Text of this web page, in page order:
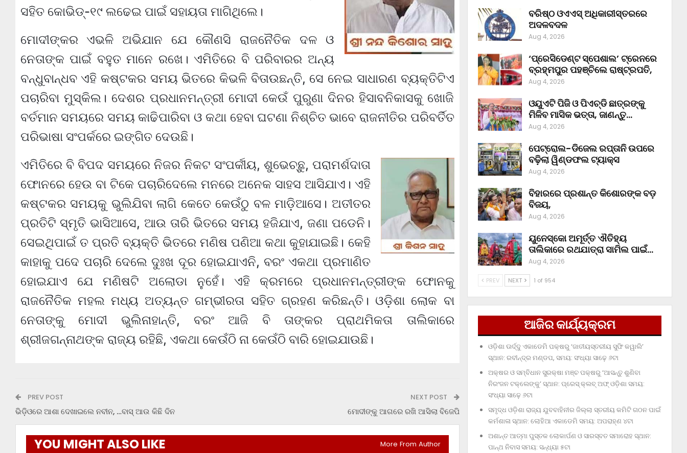
ସହିତ କୋଭିଡ୍-୧୯ ଲଢେଇ ପାଇଁ ସହାୟତା ମାଗିଥିଲେ।
ମୋଦୀଙ୍କର ଏଭଳି ଅଭିଯାନ ଯେ କୌଣସି ରାଜନୈତିକ ଦଳ ଓ
ନେତାଙ୍କ ପାଇଁ ବହୁତ ମାନେ ରଖେ। ଏମିତିରେ ବି ପରିବାରର ଅନ୍ୟ
ବନ୍ଧୁବାନ୍ଧବ ଏହି କଷ୍ଟକର ସମୟ ଭିତରେ କିଭଳି ବିତାଉଛନ୍ତି, ସେ ନେଇ ସାଧାରଣ ବ୍ୟକ୍ତିଟିଏ
ପଚାରିବା ମୁସ୍କିଲ। ଦେଶର ପ୍ରଧାନମନ୍ତ୍ରୀ ମୋଦୀ କେଉଁ ପୁରୁଣା ଦିନର ହିସାବନିକାସକୁ ଖୋଜି
ବର୍ତମାନ ସମୟରେ ସମୟ କାଢିପାରିବା ଓ କଥା ହେବା ଘଟଣା ନିଶ୍ଚିତ ଭାବେ ରାଜନୀତିର ପରିବର୍ତିତ
ପରିଭାଷା ସଂପର୍କରେ ଇଙ୍ଗିତ ଦେଉଛି।
ଏମିତିରେ ବି ବିପଦ ସମୟରେ ନିଜର ନିକଟ ସଂପର୍କୀୟ, ଶୁଭେଚ୍ଛୁ, ପରାମର୍ଶଦାତା
ଫୋନରେ ହେଉ ବା ଟିକେ ପଚାରିଦେଲେ ମନରେ ଅନେକ ସାହସ ଆସିଯାଏ। ଏହି
କଷ୍ଟକର ସମୟକୁ ଭୁଲିଯିବା ଲାଗି କେତେ କେଉଁଠୁ ବଳ ମାଡ଼ିଆସେ। ଅତୀତର
ପ୍ରତିଟି ସ୍ମୃତି ଭାସିଆସେ, ଆଉ ତାରି ଭିତରେ ସମୟ ହଜିଯାଏ, ଜଣା ପଡେନି।
ସେଇଥିପାଇଁ ତ ପ୍ରତି ବ୍ୟକ୍ତି ଭିତରେ ମଣିଷ ପଣିଆ କଥା କୁହାଯାଇଛି। କେହି
କାହାକୁ ପଦେ ପଚାରି ଦେଲେ ଦୁଃଖ ଦୂର ହୋଇଯାଏନି, ବରଂ ଏକଥା ପ୍ରମାଣିତ
ହୋଇଯାଏ ଯେ ମଣିଷଟି ଅଲୋଡା ନୁହେଁ। ଏହି କ୍ରମରେ ପ୍ରଧାନମନ୍ତ୍ରୀଙ୍କ ଫୋନକୁ
ରାଜନୈତିକ ମହଲ ମଧ୍ୟ ଅତ୍ୟନ୍ତ ଗମ୍ଭୀରତା ସହିତ ଗ୍ରହଣ କରିଛନ୍ତି। ଓଡ଼ିଶା ଲୋକ ବା
ନେତାଙ୍କୁ ମୋଦୀ ଭୁଲିନାହାନ୍ତି, ବରଂ ଆଜି ବି ତାଙ୍କର ପ୍ରାଥମିକତା ତାଲିକାରେ
ଶ୍ରୀଜଗନ୍ନାଥଙ୍କ ରାଜ୍ୟ ରହିଛି, ଏକଥା କେଉଁଠି ନା କେଉଁଠି ବାରି ହୋଇଯାଉଛି।
PREV POST
ଭିଡ଼ିଓରେ ଆଶା ଦେଖାଇଲେ ନବୀନ, …ବାସ୍ ଆଉ କିଛି ଦିନ
NEXT POST
ମୋଦୀଙ୍କୁ ଆଗରେ ରଖି ଆସିଲା ବିଜେପି
YOU MIGHT ALSO LIKE More From Author
ବରିଷ୍ଠ ଓଏଏସ୍‌ ଅଧିକାରୀସ୍ତରରେ
ଅଦଳବଦଳ
Aug 4, 2026
‘ପ୍ରେସିଡେଣ୍ଟ ସ୍ପେଶାଲ’ ଟ୍ରେନରେ
ବ୍ରହ୍ମପୁର ପହଞ୍ଚିଲେ ରାଷ୍ଟ୍ରପତି,
Aug 4, 2026
ଓୟୁଏଟି ପିଜି ଓ ପିଏଚ୍‌ଡି ଛାତ୍ରଙ୍କୁ
ମିଳିବ ମାସିକ ଭତ୍ତା, ଜାଣନ୍ତୁ…
Aug 4, 2026
ପେଟ୍ରୋଲ-ଡିଜେଲ ରପ୍ତାନି ଉପରେ
ବଢ଼ିଲା ୱିଣ୍ଡଫଲ ଟ୍ୟାକ୍ସ
Aug 4, 2026
ବିହାରରେ ପ୍ରଶାନ୍ତ କିଶୋରଙ୍କ ବଡ଼
ବିଜୟ,
Aug 4, 2026
ୟୁନେସ୍କୋ ଅମୂର୍ତ୍ତ ଐତିହ୍ୟ
ତାଲିକାରେ ରଥଯାତ୍ରା ସାମିଲ ପାଇଁ…
Aug 4, 2026
PREV NEXT 1 of 954
ଆଜିର କାର୍ଯ୍ୟକ୍ରମ
ଓଡ଼ିଶା ଊର୍ଦ୍ଦୁ ଏକାଡେମି ପକ୍ଷରୁ ‘ଜାତୀୟସ୍ତରୀୟ ସୁଫି କୱାଲି’
ସ୍ଥାନ: ରବୀନ୍ଦ୍ର ମଣ୍ଡପ, ସମୟ: ସଂଧ୍ୟା ସାଢ଼େ ୬ଟା
ଅକ୍ଷର ଓ ସମ୍ବିଧାନ ସୁରକ୍ଷା ମଞ୍ଚ ପକ୍ଷରୁ ‘ଆସନ୍ତୁ ଶୁଣିବା
ନିରଂଜନ ଟକ୍‌ଲେଙ୍କୁ’ ସ୍ଥାନ: ପ୍ରେସ୍‌ କ୍ଲବ୍‌ ଅଫ୍‌ ଓଡ଼ିଶା ସମୟ:
ସଂଧ୍ୟା ସାଢ଼େ ୬ଟା
ସମୃଦ୍ଧ ଓଡ଼ିଶା ରାଜ୍ୟ ଯୁବବାହିନୀର ଜିଲ୍ଲା ସ୍ତରୀୟ କମିଟି ଗଠନ ପାଇଁ
କର୍ମଶାଳା ସ୍ଥାନ: ଲୋହିଆ ଏକାଡେମି ସମୟ: ଅପରାହ୍‌ଣ ୪ଟା
ଅଶାନ୍ତ ଆତ୍ମା ପୁସ୍ତକ ଲୋକାର୍ପଣ ଓ ସାରସ୍ବତ ସମାରୋହ ସ୍ଥାନ:
ପାନ୍ଥ ନିବାସ ସମୟ: ସନ୍ଧ୍ୟା ୫ଟା